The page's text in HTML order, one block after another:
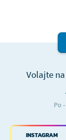
INSTAGRAM
Volajte na
Po